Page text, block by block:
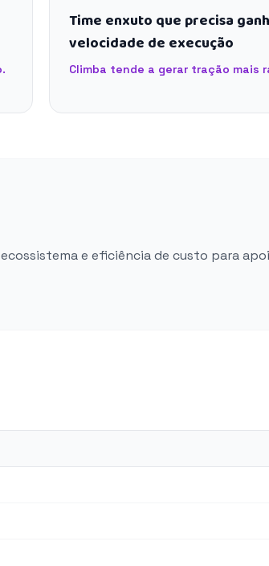
Time enxuto que precisa
velocidade de execução
Climba tende a gerar tração mais
e eficiência de custo para